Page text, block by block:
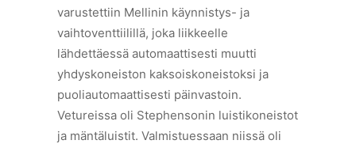
varustettiin Mellinin käynnistys- ja
vaihtoventtiilillä, joka liikkeelle
lähdettäessä automaattisesti muutti
yhdyskoneiston kaksoiskoneistoksi ja
puoliautomaattisesti päinvastoin.
Vetureissa oli Stephensonin luistikoneistot
ja mäntäluistit. Valmistuessaan niissä oli